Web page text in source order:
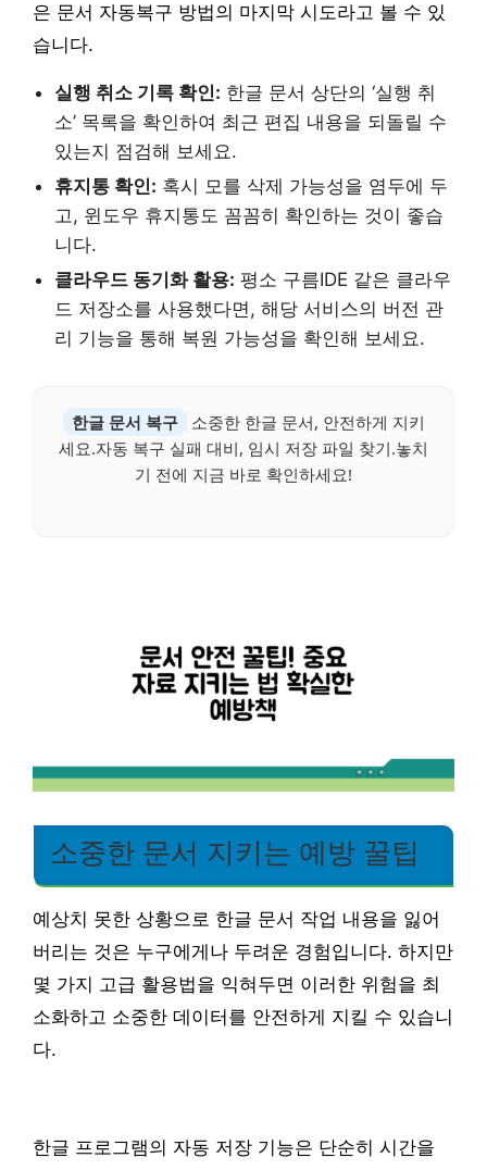
은 문서 자동복구 방법의 마지막 시도라고 볼 수 있
습니다.
실행 취소 기록 확인: 한글 문서 상단의 ‘실행 취
소’ 목록을 확인하여 최근 편집 내용을 되돌릴 수
있는지 점검해 보세요.
휴지통 확인: 혹시 모를 삭제 가능성을 염두에 두
고, 윈도우 휴지통도 꼼꼼히 확인하는 것이 좋습
니다.
클라우드 동기화 활용: 평소 구름IDE 같은 클라우
드 저장소를 사용했다면, 해당 서비스의 버전 관
리 기능을 통해 복원 가능성을 확인해 보세요.
한글 문서 복구
소중한 한글 문서, 안전하게 지키
세요.자동 복구 실패 대비, 임시 저장 파일 찾기.놓치
기 전에 지금 바로 확인하세요!
소중한 문서 지키는 예방 꿀팁
예상치 못한 상황으로 한글 문서 작업 내용을 잃어
버리는 것은 누구에게나 두려운 경험입니다. 하지만
몇 가지 고급 활용법을 익혀두면 이러한 위험을 최
소화하고 소중한 데이터를 안전하게 지킬 수 있습니
다.
한글 프로그램의 자동 저장 기능은 단순히 시간을